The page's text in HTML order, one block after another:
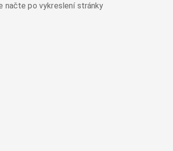
načte po vykreslení stránky